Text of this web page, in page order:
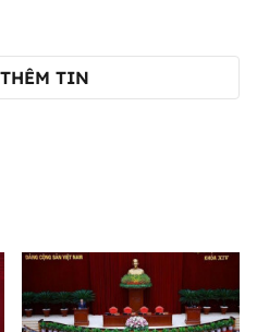
TIN